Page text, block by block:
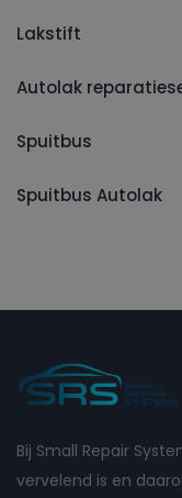
Lakstift
Autolak
Spuitbus
Spuitbus Autolak
Bij Small Repair
vervelend is en